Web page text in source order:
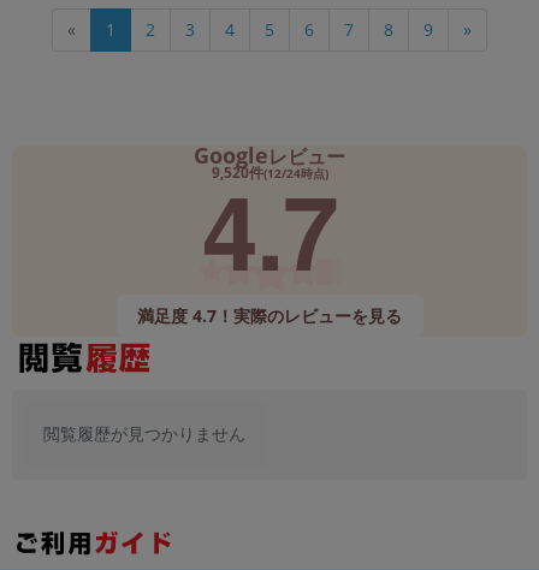
« 1 2 3 4 5 6 7 8 9 »
Googleレビュー
9,520件(12/24時点)
4.7
満足度 4.7！実際のレビューを見る
閲覧履歴が見つかりません